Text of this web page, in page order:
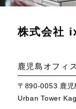
株式会社
鹿児島オフィス
〒890-0053 鹿児
Urban Tower